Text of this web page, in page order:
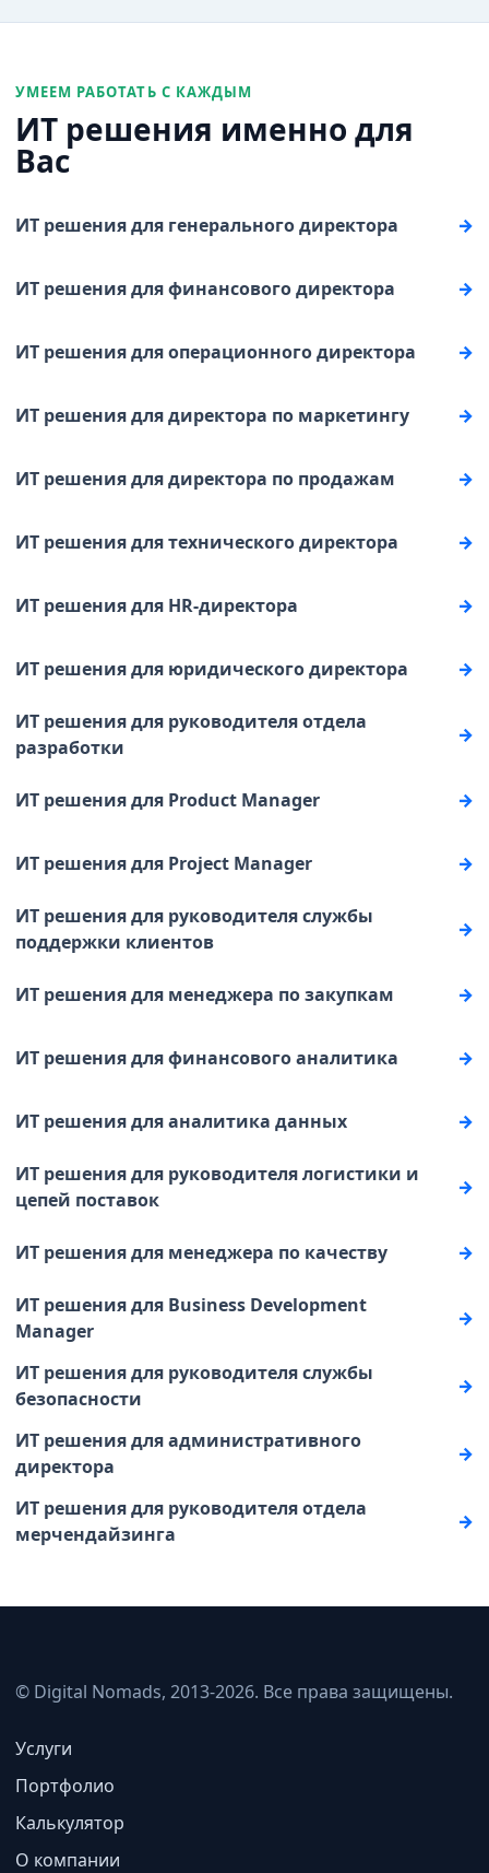
УМЕЕМ РАБОТАТЬ С КАЖДЫМ
ИТ решения именно для
Вас
ИТ решения для генерального директора
ИТ решения для финансового директора
ИТ решения для операционного директора
ИТ решения для директора по маркетингу
ИТ решения для директора по продажам
ИТ решения для технического директора
ИТ решения для HR-директора
ИТ решения для юридического директора
ИТ решения для руководителя отдела
разработки
ИТ решения для Product Manager
ИТ решения для Project Manager
ИТ решения для руководителя службы
поддержки клиентов
ИТ решения для менеджера по закупкам
ИТ решения для финансового аналитика
ИТ решения для аналитика данных
ИТ решения для руководителя логистики и
цепей поставок
ИТ решения для менеджера по качеству
ИТ решения для Business Development
Manager
ИТ решения для руководителя службы
безопасности
ИТ решения для административного
директора
ИТ решения для руководителя отдела
мерчендайзинга
© Digital Nomads, 2013-2026. Все права защищены.
Услуги
Портфолио
Калькулятор
О компании